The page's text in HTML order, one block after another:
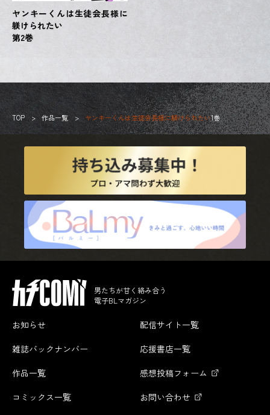
ヤンキーくんは生徒会長様に
躾けられたい
第2巻
TOP 作品一覧 ヤンキーくんは生徒会長様に躾けられたい1巻
男たちが甘く絡み合う
電子BLマガジン
お知らせ
雑誌バックナンバー
作品一覧
コミックス一覧
配信サイト一覧
応援書店一覧
感想投稿フォーム
お問い合わせ